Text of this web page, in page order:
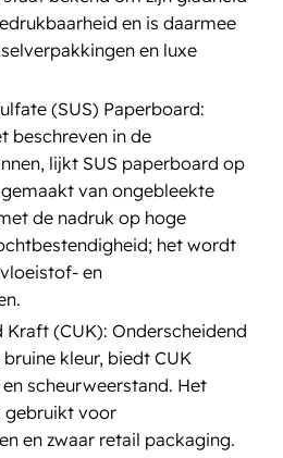
en is daarmee
en luxe
(SUS) Paperboard:
beschreven in de
lijkt SUS paperboard op
van ongebleekte
de nadruk op hoge
het wordt
en
Kraft (CUK): Onderscheidend
kleur, biedt CUK
scheurweerstand. Het
gebruikt voor
en zwaar retail packaging.